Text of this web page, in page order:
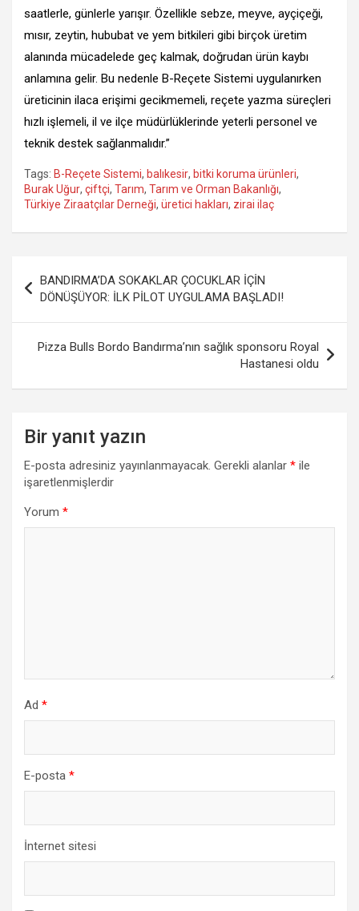
saatlerle, günlerle yarışır. Özellikle sebze, meyve, ayçiçeği,
mısır, zeytin, hububat ve yem bitkileri gibi birçok üretim
alanında mücadelede geç kalmak, doğrudan ürün kaybı
anlamına gelir. Bu nedenle B-Reçete Sistemi uygulanırken
üreticinin ilaca erişimi gecikmemeli, reçete yazma süreçleri
hızlı işlemeli, il ve ilçe müdürlüklerinde yeterli personel ve
teknik destek sağlanmalıdır.”
Tags: B-Reçete Sistemi, balıkesir, bitki koruma ürünleri,
Burak Uğur, çiftçi, Tarım, Tarım ve Orman Bakanlığı,
Türkiye Ziraatçılar Derneği, üretici hakları, zirai ilaç
gezinmesi
BANDIRMA’DA SOKAKLAR ÇOCUKLAR İÇİN
DÖNÜŞÜYOR: İLK PİLOT UYGULAMA BAŞLADI!
Pizza Bulls Bordo Bandırma’nın sağlık sponsoru Royal
Hastanesi oldu
Bir yanıt yazın
E-posta adresiniz yayınlanmayacak. Gerekli alanlar * ile
işaretlenmişlerdir
Yorum *
Ad *
E-posta *
İnternet sitesi